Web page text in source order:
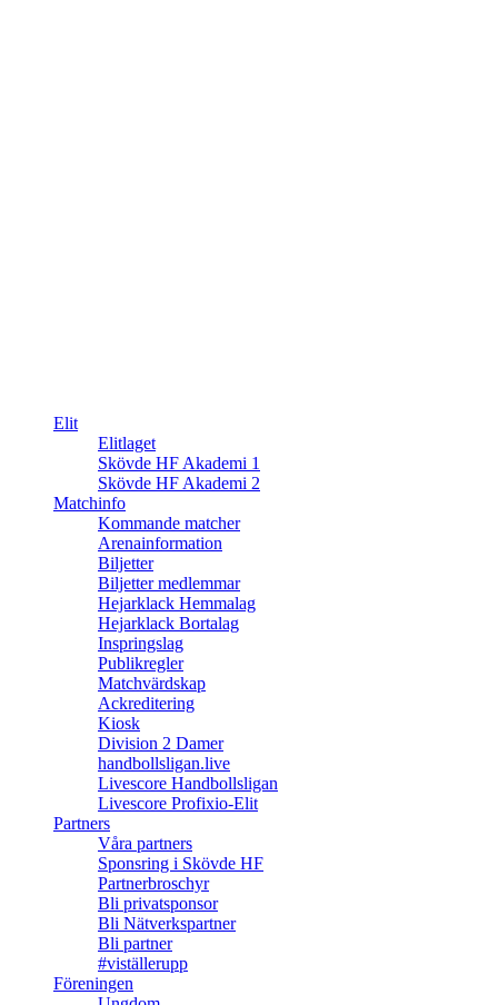
Elit
Elitlaget
Skövde HF Akademi 1
Skövde HF Akademi 2
Matchinfo
Kommande matcher
Arenainformation
Biljetter
Biljetter medlemmar
Hejarklack Hemmalag
Hejarklack Bortalag
Inspringslag
Publikregler
Matchvärdskap
Ackreditering
Kiosk
Division 2 Damer
handbollsligan.live
Livescore Handbollsligan
Livescore Profixio-Elit
Partners
Våra partners
Sponsring i Skövde HF
Partnerbroschyr
Bli privatsponsor
Bli Nätverkspartner
Bli partner
#viställerupp
Föreningen